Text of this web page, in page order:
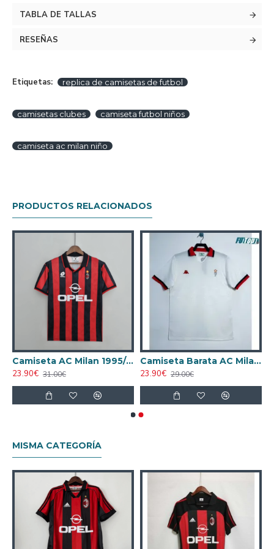
TABLA DE TALLAS
RESEÑAS
Etiquetas: replica de camisetas de futbol
camisetas clubes camiseta futbol niños
camiseta ac milan niño
PRODUCTOS RELACIONADOS
Camiseta AC Milan 1995/1996 Local Retro
23.90€ 31.00€
Camiseta Barata AC Milan Visitante Segunda Equipación 1989/90 Vintage
23.90€ 29.00€
MISMA CATEGORÍA